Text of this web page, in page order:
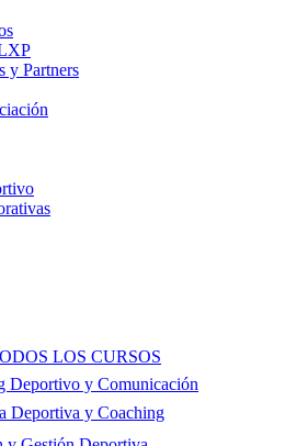
y Partners
LOS CURSOS
Deportivo y Comunicación
Deportiva y Coaching